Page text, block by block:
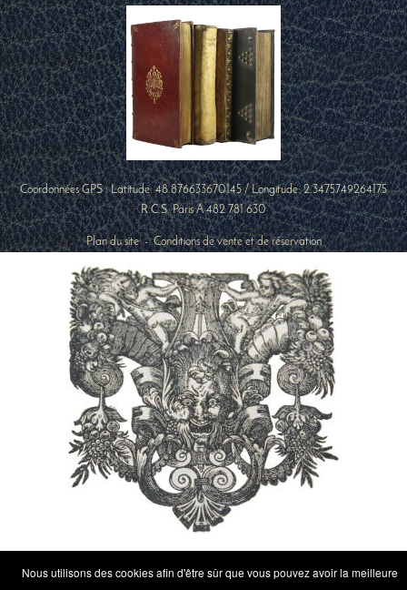
Coordonnées GPS : Latitude:48.876633670145/ Longitude:2.3475749264175
R.C.S. Paris A 482 781 630
Plan du site-Conditions de vente et de réservation
Nous utilisons des cookies afin d'être sûr que vous pouvez avoir la meilleure